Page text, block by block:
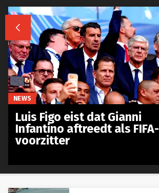

NEWS
Luis Figo eist dat Gianni
Infantino aftreedt als FIFA-
voorzitter